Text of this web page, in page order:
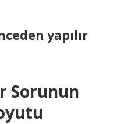
yapılır
Sorunun